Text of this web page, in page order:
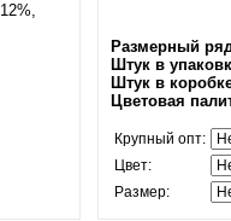
Размерный
Штук в
Штук в
Цветовая
Крупный опт:
Цвет:
Размер: